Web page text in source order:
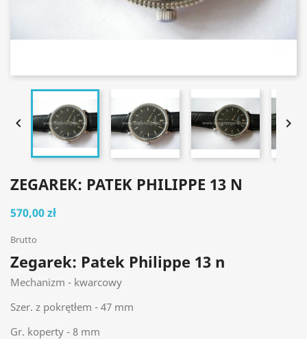
 
ZEGAREK: PATEK PHILIPPE 13 N
570,00 zł
Brutto
Zegarek: Patek Philippe 13 n
Mechanizm - kwarcowy
Szer. z pokrętłem - 47 mm
Gr. koperty - 8 mm